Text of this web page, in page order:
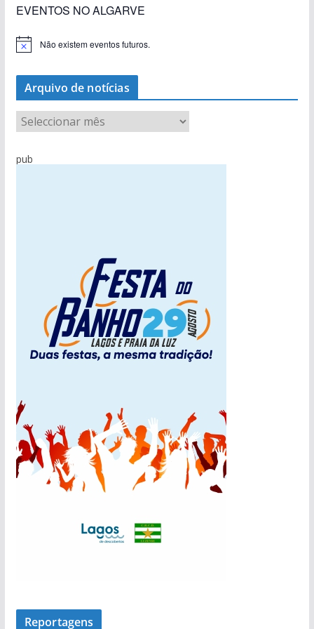
EVENTOS NO ALGARVE
Não existem eventos futuros.
Arquivo de notícias
r
q
s
pub
Reportagens